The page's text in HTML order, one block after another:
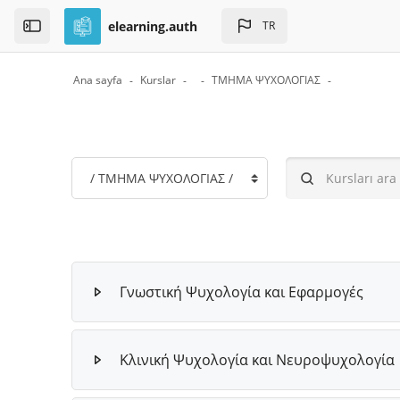
Skip to sidebar navigation menu
Skip to page footer
Ana içeriğe git
Open the sidebarelearning.auth TR
Ana sayfa Kurslar ΤΜΗΜΑ ΨΥΧΟΛΟΓΙΑΣ
Bloklar
Kurs Kategorileri Kursları ara
Γνωστική Ψυχολογία και Εφαρμογές
Κλινική Ψυχολογία και Νευροψυχολογία